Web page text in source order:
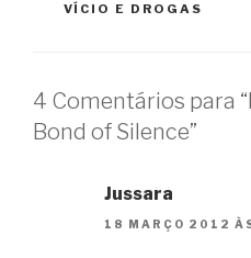
VÍCIO E DROGAS
4 Comentários para
Bond of Silence”
Jussara
18 MARÇO 2012